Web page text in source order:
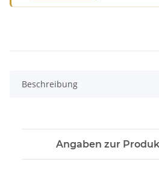
Beschreibung
Angaben zur